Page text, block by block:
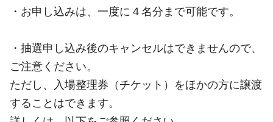
・お申し込みは、一度に４名分まで可能です。
・抽選申し込み後のキャンセルはできませんので、
ご注意ください。
ただし、入場整理券（チケット）をほかの方に譲渡
することはできます。